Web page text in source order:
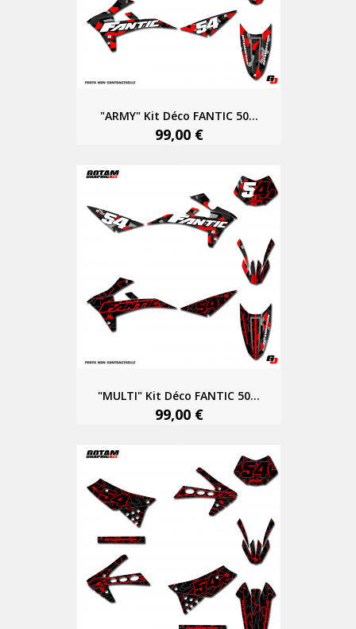
"ARMY" Kit Déco FANTIC 50...
99,00 €
"MULTI" Kit Déco FANTIC 50...
99,00 €